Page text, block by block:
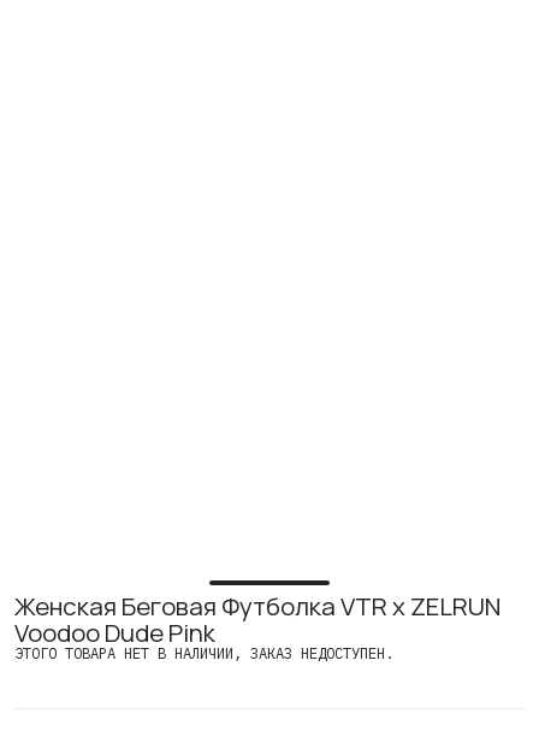
Женская Беговая Футболка VTR x ZELRUN
Voodoo Dude Pink
ЭТОГО ТОВАРА НЕТ В НАЛИЧИИ, ЗАКАЗ НЕДОСТУПЕН.